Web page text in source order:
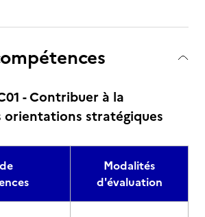
- Contribuer à la
stratégiques
Modalités
d'évaluation